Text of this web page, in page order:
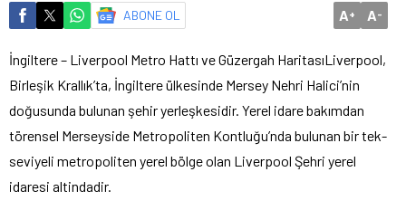
ABONE OL A+ A-
İngiltere – Liverpool Metro Hattı ve Güzergah HaritasıLiverpool,
Birleşik Krallık’ta, İngiltere ülkesinde Mersey Nehri Halici’nin
doğusunda bulunan şehir yerleşkesidir. Yerel idare bakımdan
törensel Merseyside Metropoliten Kontluğu’nda bulunan bir tek-
seviyeli metropoliten yerel bölge olan Liverpool Şehri yerel
idaresi altindadir.